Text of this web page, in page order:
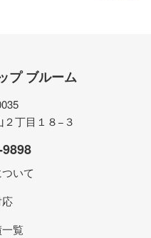
プ ブルーム
丁目１８−３
いて
覧